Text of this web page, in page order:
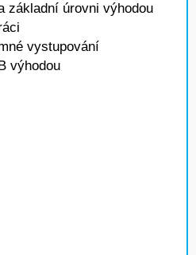
základní úrovni výhodou
vystupování
výhodou